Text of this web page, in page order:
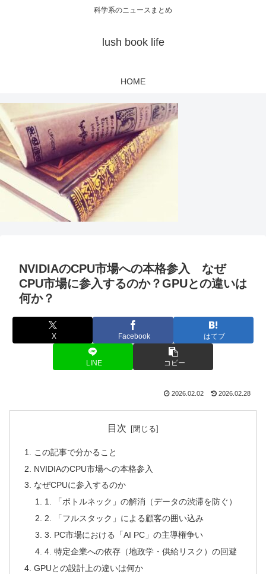
科学系のニュースまとめ
lush book life
HOME
NVIDIAのCPU市場への本格参入 なぜ
CPU市場に参入するのか？GPUとの違いは
何か？
X Facebook はてブ
LINE コピー
2026.02.02 2026.02.28
目次
この記事で分かること
NVIDIAのCPU市場への本格参入
なぜCPUに参入するのか
1. 「ボトルネック」の解消（データの渋滞を防ぐ）
2. 「フルスタック」による顧客の囲い込み
3. PC市場における「AI PC」の主導権争い
4. 特定企業への依存（地政学・供給リスク）の回避
GPUとの設計上の違いは何か